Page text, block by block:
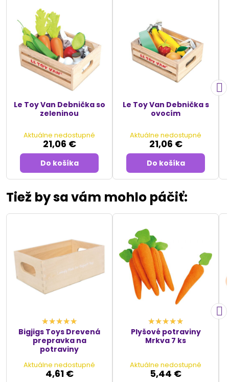
Le Toy Van Debnička so
zeleninou
Aktuálne nedostupné
21,06 €
Do košíka
Le Toy Van Debnička s
ovocím
Aktuálne nedostupné
21,06 €
Do košíka
Tiež by sa vám mohlo páčiť:
Bigjigs Toys Drevená
prepravka na
potraviny
Aktuálne nedostupné
4,61 €
Plyšové potraviny
Mrkva 7 ks
Aktuálne nedostupné
5,44 €